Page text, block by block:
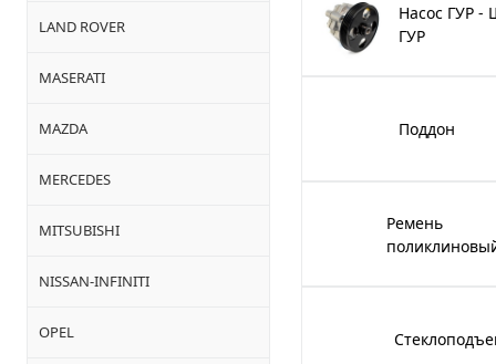
LAND ROVER
MASERATI
MAZDA
MERCEDES
MITSUBISHI
NISSAN-INFINITI
OPEL
Насос ГУР -
ГУР
Поддон
Ремень